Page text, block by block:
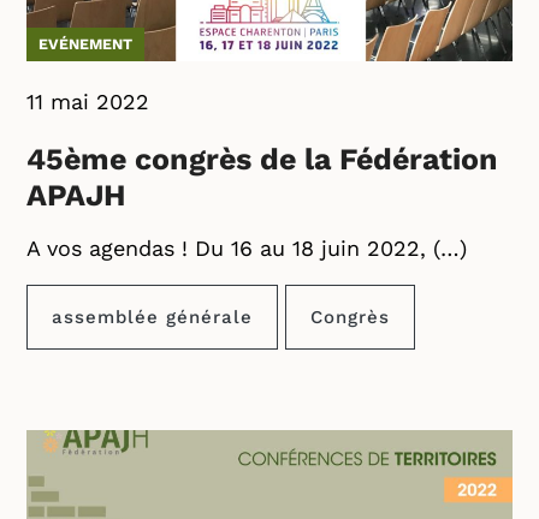
EVÉNEMENT
11 mai 2022
45ème congrès de la Fédération
APAJH
A vos agendas ! Du 16 au 18 juin 2022, (…)
assemblée générale Congrès